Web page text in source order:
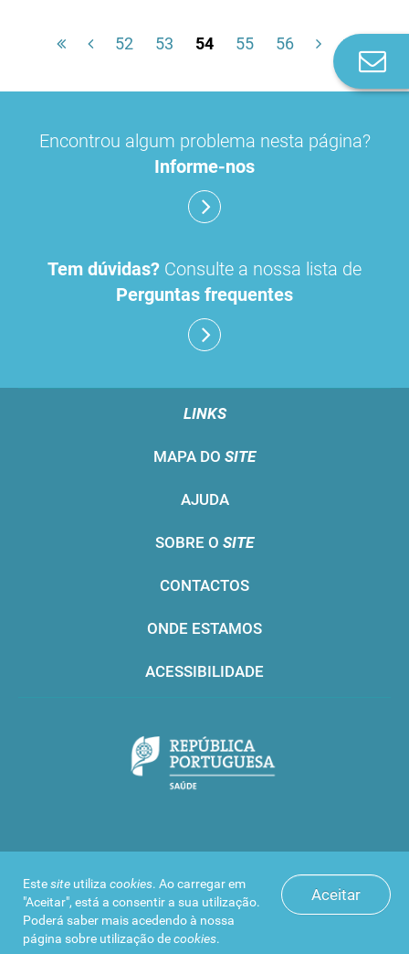
52 53 54 55 56
Aceitar
Estesite utiliza cookies. Ao carregar em
"Aceitar", está a consentir a sua utilização.
Poderá saber mais acedendo à nossa
página sobre utilização decookies.
Encontrou algum problema nesta página?
Informe-nos
Tem dúvidas? Consulte a nossa lista de
Perguntas frequentes
LINKS
MAPA DO SITE
AJUDA
SOBRE O SITE
CONTACTOS
ONDE ESTAMOS
ACESSIBILIDADE